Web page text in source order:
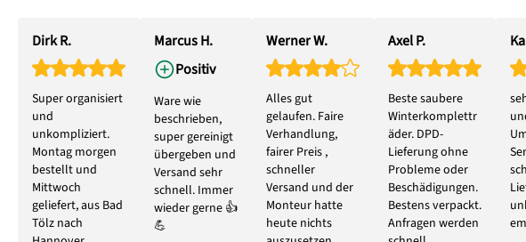
Dirk R.
Super organisiert
und
unkompliziert.
Montag morgen
bestellt und
Mittwoch
geliefert, aus Bad
Tölz nach
Marcus H.
Positiv
Ware wie
beschrieben,
super gereinigt
übergeben und
Versand sehr
schnell. Immer
wieder gerne 👍
💪
Werner W.
Alles gut
gelaufen. Faire
Verhandlung,
fairer Preis ,
schneller
Versand und der
Monteur hatte
heute nichts
Axel P.
Beste saubere
Winterkomplettr
äder. DPD-
Lieferung ohne
Probleme oder
Beschädigungen.
Bestens verpackt.
Anfragen werden